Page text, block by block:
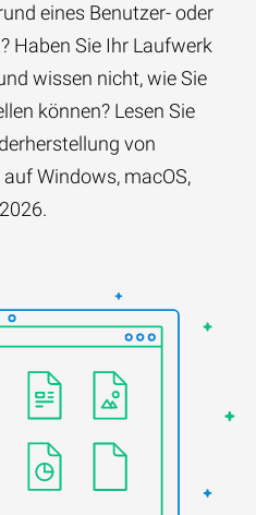
eines Benutzer- oder
Haben Sie Ihr Laufwerk
wissen nicht, wie Sie
können? Lesen Sie
von
Windows, macOS,